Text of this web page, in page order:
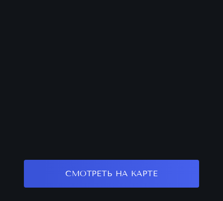
СМОТРЕТЬ НА КАРТЕ